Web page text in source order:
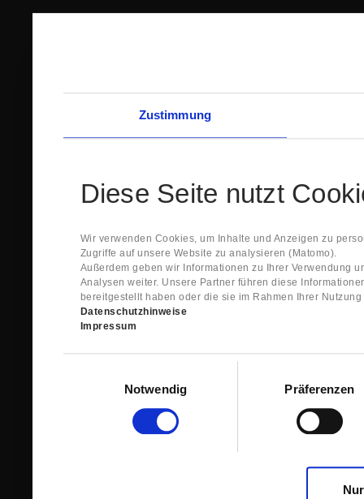
Zustimmung
Diese Seite nutzt
Wir verwenden Cookies, um Inhalte und Anzeigen zu
Zugriffe auf unsere Website zu analysieren (Matomo).
Außerdem geben wir Informationen zu Ihrer Verwendung
Analysen weiter. Unsere Partner führen diese
bereitgestellt haben oder die sie im Rahmen Ihrer
Datenschutzhinweise
Impressum
Notwendig
Präferenzen